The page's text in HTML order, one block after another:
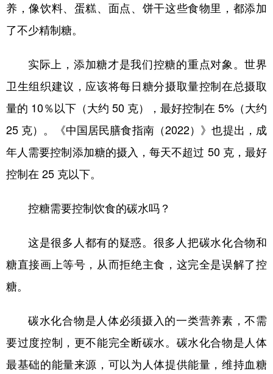
山东 河南 湖北 湖南
广东
四川 贵州 云南 西藏
陕西 甘肃 青海 宁夏
新疆 内蒙古 黑龙江
多语种频道
Русский язык 日本語
Deutsch Português
养，像饮料、蛋糕、面点、饼干这些食物里，都添加
了不少精制糖。
实际上，添加糖才是我们控糖的重点对象。世界
卫生组织建议，应该将每日糖分摄取量控制在总摄取
量的 10％以下（大约 50 克），最好控制在 5%（大约
25 克）。《中国居民膳食指南（2022）》也提出，成
年人需要控制添加糖的摄入，每天不超过 50 克，最好
控制在 25 克以下。
控糖需要控制饮食的碳水吗？
这是很多人都有的疑惑。很多人把碳水化合物和
糖直接画上等号，从而拒绝主食，这完全是误解了控
糖。
碳水化合物是人体必须摄入的一类营养素，不需
要过度控制，更不能完全断碳水。碳水化合物是人体
最基础的能量来源，可以为人体提供能量，维持血糖